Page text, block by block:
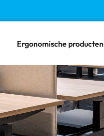
Ergonomische producten